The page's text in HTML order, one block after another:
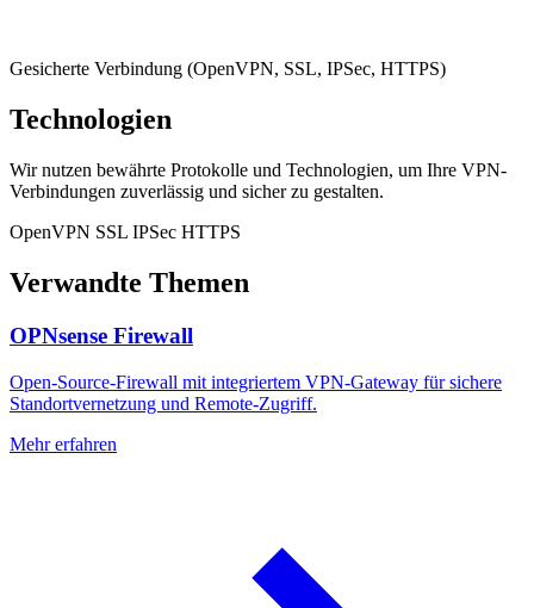
Gesicherte Verbindung (OpenVPN, SSL, IPSec, HTTPS)
Technologien
Wir nutzen bewährte Protokolle und Technologien, um Ihre VPN-
Verbindungen zuverlässig und sicher zu gestalten.
OpenVPN SSL IPSec HTTPS
Verwandte Themen
OPNsense Firewall
Open-Source-Firewall mit integriertem VPN-Gateway für sichere
Standortvernetzung und Remote-Zugriff.
Mehr erfahren